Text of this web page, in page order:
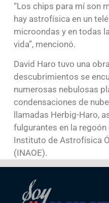
“Los chips para mí son
hay astrofísica en un
microondas y en todas
vida”, mencionó.
David Haro tuvo una
descubrimientos se
numerosas nebulosas
condensaciones de
llamadas Herbig-Haro,
fulgurantes en la regoón
Instituto de Astrofísica
(INAOE).